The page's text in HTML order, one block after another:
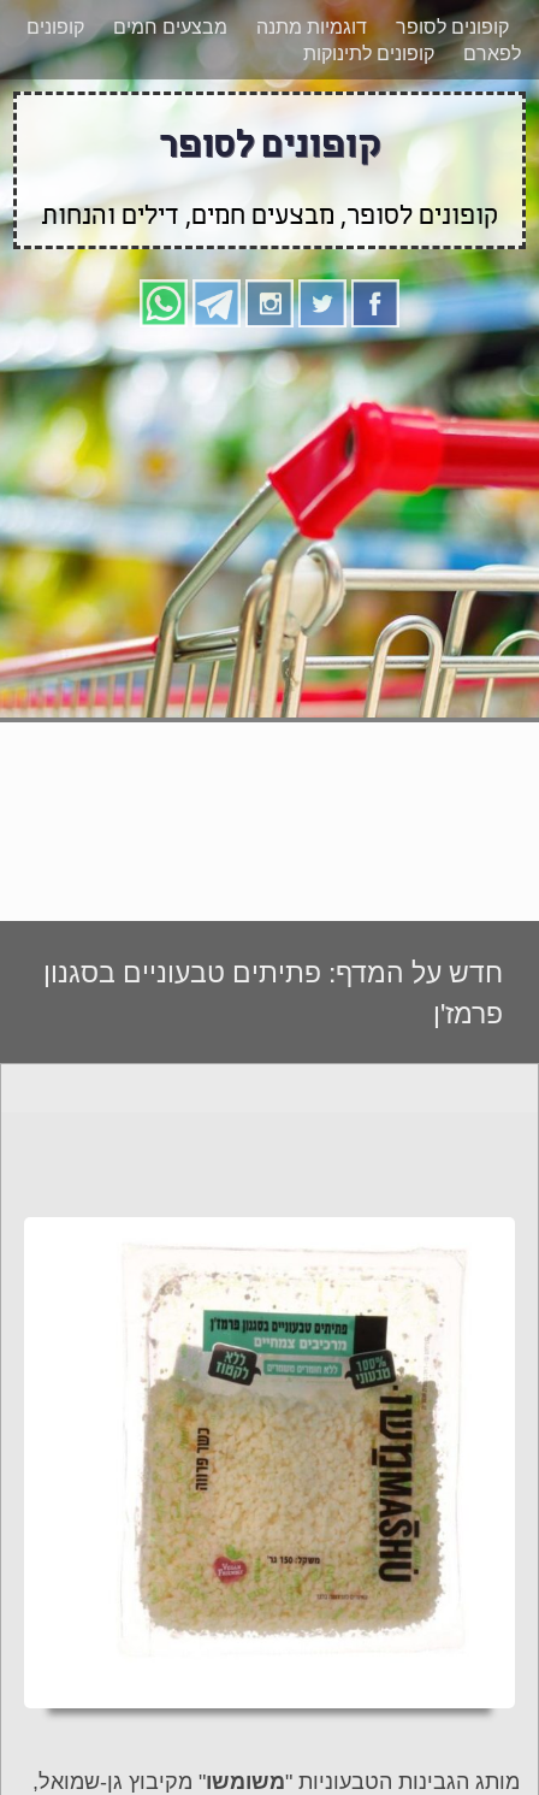
רוצים להישאר מעודכנים לגבי קופונים חדשים?
הצטרפו אלינו גם
בוואטסאפ
קופונים לסופר דוגמיות מתנה מבצעים חמים
קופונים
לפארם
קופונים לתינוקות
קופונים לסופר
קופונים לסופר, מבצעים חמים, דילים והנחות
חדש על המדף: פתיתים טבעוניים בסגנון
פרמז'ן
מותג הגבינות הטבעוניות "משומשו" מקיבוץ גן-שמואל,